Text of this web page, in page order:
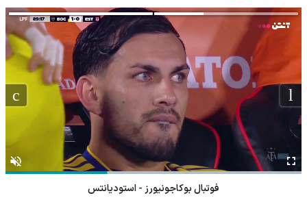
فوتبال بوکاجونیورز - استودیانتس